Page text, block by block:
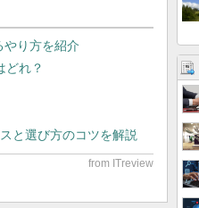
やり方を紹介
どれ？
と選び方のコツを解説